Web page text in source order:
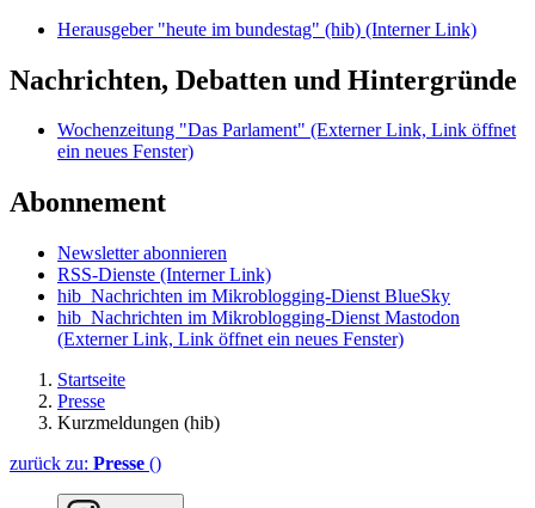
Herausgeber "heute im bundestag" (hib) (Interner Link)
Nachrichten, Debatten und Hintergründe
Wochenzeitung "Das Parlament" (Externer Link, Link öffnet
ein neues Fenster)
Abonnement
Newsletter abonnieren
RSS-Dienste (Interner Link)
hib_Nachrichten im Mikroblogging-Dienst BlueSky
hib_Nachrichten im Mikroblogging-Dienst Mastodon
(Externer Link, Link öffnet ein neues Fenster)
Startseite
Presse
Kurzmeldungen (hib)
zurück zu: Presse ()